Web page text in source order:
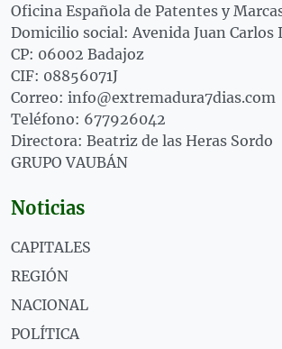
Oficina Española de Patentes y
Domicilio social: Avenida Juan Carlos
CP: 06002 Badajoz
CIF: 08856071J
Correo: info@extremadura7dias.com
Teléfono: 677926042
Directora: Beatriz de las Heras Sordo
GRUPO VAUBÁN
Noticias
CAPITALES
REGIÓN
NACIONAL
POLÍTICA